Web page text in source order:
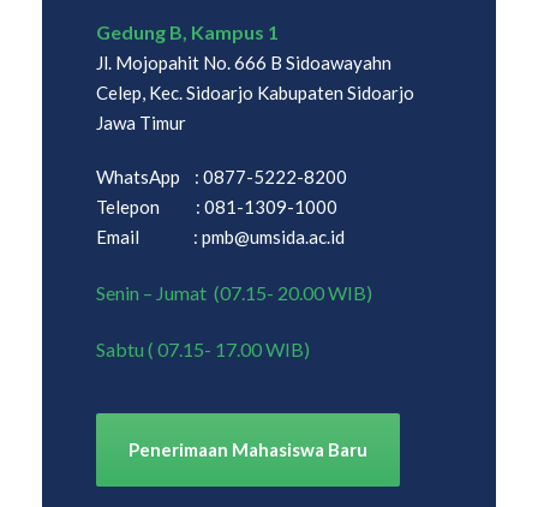
Gedung B, Kampus 1
Jl. Mojopahit No. 666 B Sidoawayahn
Celep, Kec. Sidoarjo Kabupaten Sidoarjo
Jawa Timur
WhatsApp : 0877-5222-8200
Telepon : 081-1309-1000
Email : pmb@umsida.ac.id
Senin – Jumat (07.15- 20.00 WIB)
Sabtu ( 07.15- 17.00 WIB)
Penerimaan Mahasiswa Baru